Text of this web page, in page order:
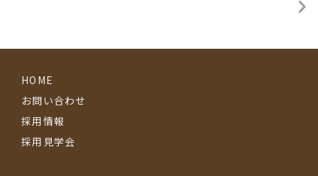
HOME
お問い合わせ
採用情報
採用見学会